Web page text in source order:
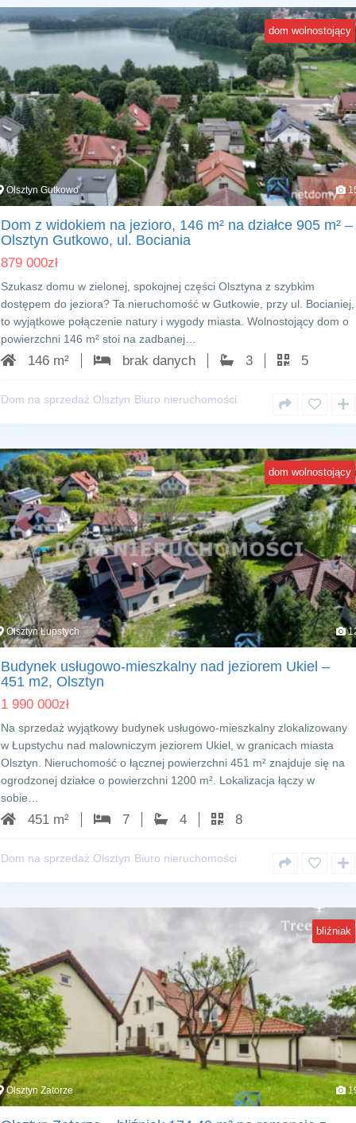
dom wolnostojący
Olsztyn Gutkowo
Dom z widokiem na jezioro, 146 m² na działce 905 m² –
Olsztyn Gutkowo, ul. Bociania
879 000zł
Szukasz domu w zielonej, spokojnej części Olsztyna z szybkim
dostępem do jeziora? Ta nieruchomość w Gutkowie, przy ul. Bocianiej,
to wyjątkowe połączenie natury i wygody miasta. Wolnostojący dom o
powierzchni 146 m² stoi na zadbanej…
146 m² brak danych 3 5
Dom na sprzedaż Olsztyn Biuro nieruchomości
dom wolnostojący
Olsztyn Łupstych
Budynek usługowo-mieszkalny nad jeziorem Ukiel –
451 m2, Olsztyn
1 990 000zł
Na sprzedaż wyjątkowy budynek usługowo-mieszkalny zlokalizowany
w Łupstychu nad malowniczym jeziorem Ukiel, w granicach miasta
Olsztyn. Nieruchomość o łącznej powierzchni 451 m² znajduje się na
ogrodzonej działce o powierzchni 1200 m². Lokalizacja łączy w
sobie…
451 m² 7 4 8
Dom na sprzedaż Olsztyn Biuro nieruchomości
bliźniak
Olsztyn Zatorze